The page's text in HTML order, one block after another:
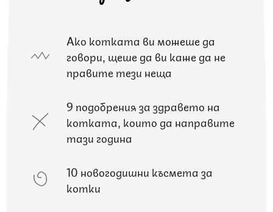
Ако котката ви можеше да
говори, щеше да ви каже да не
правите тези неща
9 подобрения за здравето на
котката, които да направите
тази година
10 новогодишни късмета за
котки